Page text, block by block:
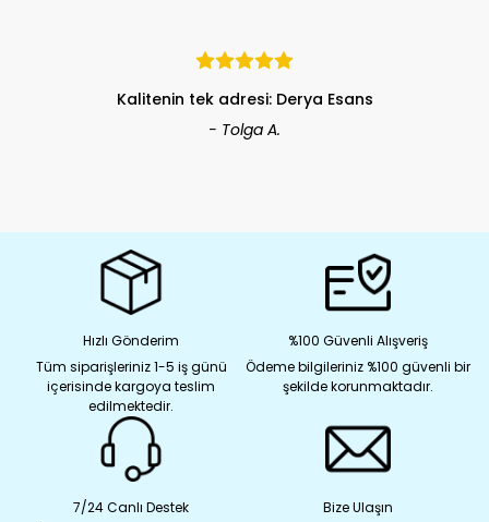
Kalitenin tek adresi: Derya Esans
- Tolga A.
Hızlı Gönderim
Tüm siparişleriniz 1-5 iş günü
içerisinde kargoya teslim
edilmektedir.
%100 Güvenli Alışveriş
Ödeme bilgileriniz %100 güvenli bir
şekilde korunmaktadır.
7/24 Canlı Destek
Bize Ulaşın